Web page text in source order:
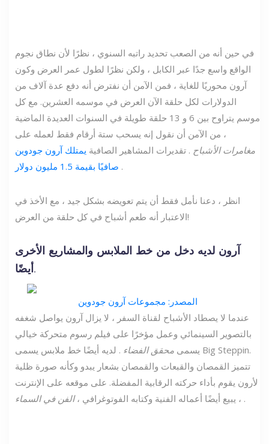
في حين أنه من الصعب تحديد راتبه السنوي ، نظرًا لأن نطاق نجوم
الواقع واسع جدًا عبر الكابل ، ولكن نظرًا لطول عمر العرض وكون
آرون محوريًا للغاية ، فمن الآمن أن نفترض أنه دفع عدة آلاف من
الدولارات لكل حلقة الآن العرض في موسمه العشرين. مع كل
موسم يتراوح بين 6 و 13 حلقة طويلة في السنوات العديدة الماضية
، من الآمن أن نقول إنه يسحب ستة أرقام فقط لعمله على
مغامرات الأشباح . تقديرات المشاهير الصافية يمتلك آرون جودوين
صافيًا بقيمة 1.5 مليون دولار .
انظر ، دعنا نأمل فقط أن يتم تعويضه بشكل جيد ، مع الأخذ في
الاعتبار أنه طعم أشباح في كل حلقة من العرض!
آرون لديه دخل من خط الملابس والمشاريع الأخرى
أيضًا.
المصدر: مجموعات آرون جودوين
عندما لا يصطاد الأشباح لقناة السفر ، لا يزال آرون يواصل شغفه
بالتصوير السينمائي وعمل مؤخرًا على فيلم رسوم متحركة خيالي
يسمى محقق الفضاء . لديه أيضًا خط ملابس يسمى Big Steppin.
تتميز القمصان والقبعات والقمصان بشعار يبدو وكأنه صورة ظلية
لأرون يقوم بأداء حركته الرقابية المفضلة. على موقعه على الإنترنت
، يبيع أيضًا أعماله الفنية وكتابه الفوتوغرافي ،الفن في السماء .